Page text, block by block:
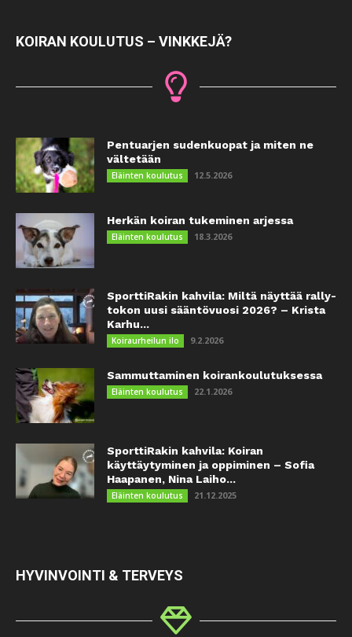
KOIRAN KOULUTUS – VINKKEJÄ?
Pentuarjen sudenkuopat ja miten ne
vältetään
Eläinten koulutus 12.5.2026
Herkän koiran tukeminen arjessa
Eläinten koulutus 18.3.2026
SporttiRakin kahvila: Miltä näyttää rally-
tokon uusi sääntövuosi 2026? – Krista
Karhu...
Koiraurheilun ilo 9.2.2026
Sammuttaminen koirankoulutuksessa
Eläinten koulutus 22.1.2026
SporttiRakin kahvila: Koiran
käyttäytyminen ja oppiminen – Sofia
Haapanen, Nina Laiho...
Eläinten koulutus 21.12.2025
HYVINVOINTI & TERVEYS